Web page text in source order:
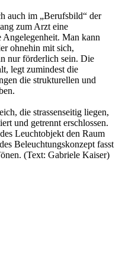
auch im „Berufsbild“ der
zum Arzt eine
Angelegenheit. Man kann
ohnehin mit sich,
nur förderlich sein. Die
legt zumindest die
die strukturellen und
die strassenseitig liegen,
und getrennt erschlossen.
Leuchtobjekt den Raum
Beleuchtungskonzept fasst
(Text: Gabriele Kaiser)